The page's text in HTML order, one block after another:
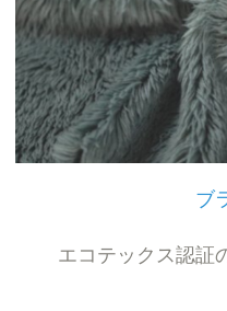
ブ
エコテックス認証